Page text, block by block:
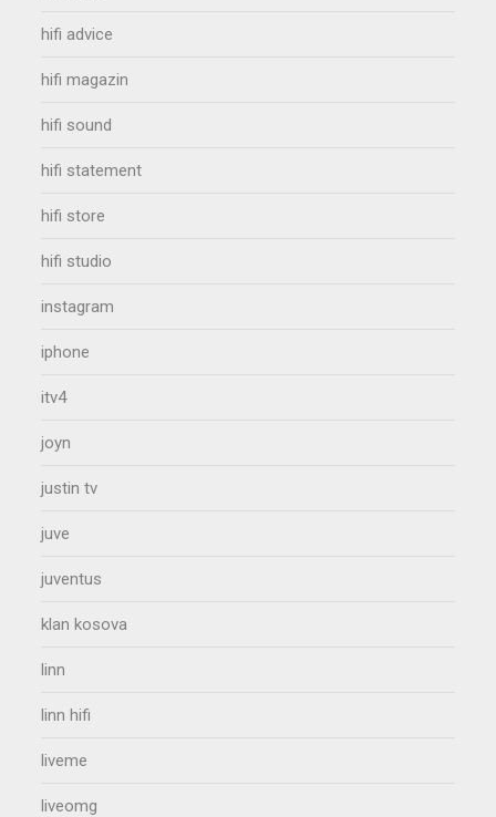
hifi advice
hifi magazin
hifi sound
hifi statement
hifi store
hifi studio
instagram
iphone
itv4
joyn
justin tv
juve
juventus
klan kosova
linn
linn hifi
liveme
liveomg